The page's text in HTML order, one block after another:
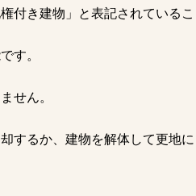
付き建物」と表記されているこ
す。
せん。
するか、建物を解体して更地